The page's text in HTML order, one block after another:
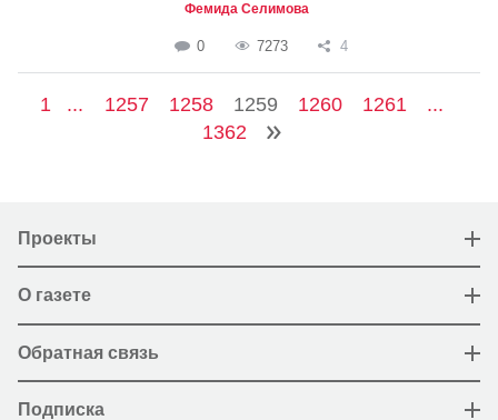
Фемида Селимова
0 7273 4
1 ... 1257 1258 1259 1260 1261
...
1362
Проекты
О газете
Обратная связь
Подписка